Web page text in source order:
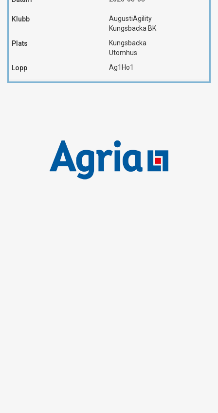
AugustiAgility
Kungsbacka BK
Kungsbacka
Utomhus
Ag1 Ho1